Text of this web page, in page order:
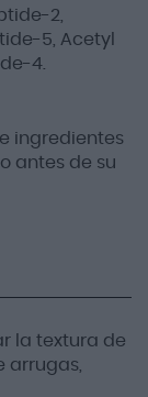
2,
5, Acetyl
4.
ingredientes
antes de su
la textura de
arrugas,